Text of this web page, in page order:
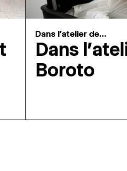
Dans l'atelier de...
Dans
Boroto